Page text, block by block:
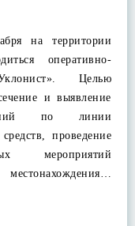
на территории
оперативно-
Целью
и выявление
по линии
проведение
мероприятий